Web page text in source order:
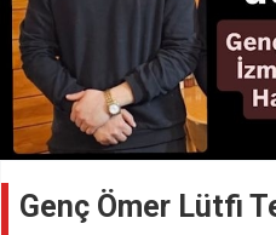
Genç Ömer Lütfi